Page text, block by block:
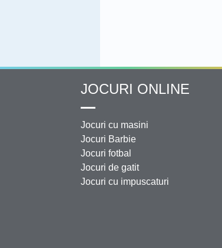
JOCURI ONLINE
Jocuri cu masini
Jocuri Barbie
Jocuri fotbal
Jocuri de gatit
Jocuri cu impuscaturi